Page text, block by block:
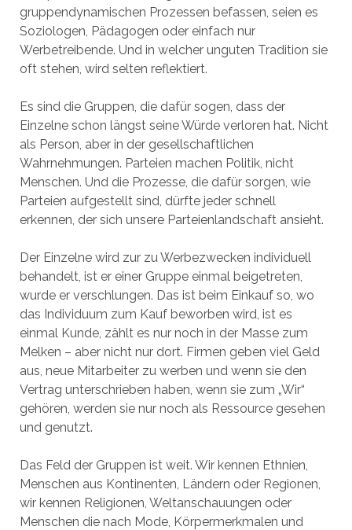
gruppendynamischen Prozessen befassen, seien es
Soziologen, Pädagogen oder einfach nur
Werbetreibende. Und in welcher unguten Tradition sie
oft stehen, wird selten reflektiert.
Es sind die Gruppen, die dafür sogen, dass der
Einzelne schon längst seine Würde verloren hat. Nicht
als Person, aber in der gesellschaftlichen
Wahrnehmungen. Parteien machen Politik, nicht
Menschen. Und die Prozesse, die dafür sorgen, wie
Parteien aufgestellt sind, dürfte jeder schnell
erkennen, der sich unsere Parteienlandschaft ansieht.
Der Einzelne wird zur zu Werbezwecken individuell
behandelt, ist er einer Gruppe einmal beigetreten,
wurde er verschlungen. Das ist beim Einkauf so, wo
das Individuum zum Kauf beworben wird, ist es
einmal Kunde, zählt es nur noch in der Masse zum
Melken – aber nicht nur dort. Firmen geben viel Geld
aus, neue Mitarbeiter zu werben und wenn sie den
Vertrag unterschrieben haben, wenn sie zum „Wir“
gehören, werden sie nur noch als Ressource gesehen
und genutzt.
Das Feld der Gruppen ist weit. Wir kennen Ethnien,
Menschen aus Kontinenten, Ländern oder Regionen,
wir kennen Religionen, Weltanschauungen oder
Menschen die nach Mode, Körpermerkmalen und